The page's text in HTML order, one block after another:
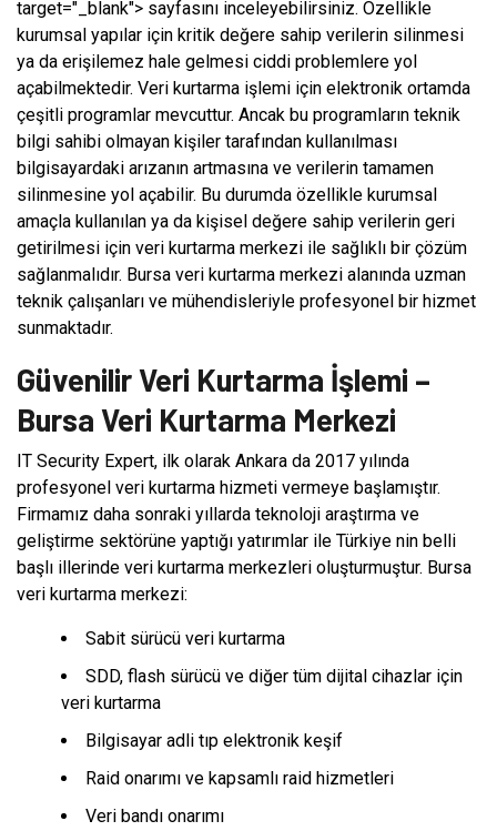
target="_blank"> sayfasını inceleyebilirsiniz. Özellikle
kurumsal yapılar için kritik değere sahip verilerin silinmesi
ya da erişilemez hale gelmesi ciddi problemlere yol
açabilmektedir. Veri kurtarma işlemi için elektronik ortamda
çeşitli programlar mevcuttur. Ancak bu programların teknik
bilgi sahibi olmayan kişiler tarafından kullanılması
bilgisayardaki arızanın artmasına ve verilerin tamamen
silinmesine yol açabilir. Bu durumda özellikle kurumsal
amaçla kullanılan ya da kişisel değere sahip verilerin geri
getirilmesi için veri kurtarma merkezi ile sağlıklı bir çözüm
sağlanmalıdır. Bursa veri kurtarma merkezi alanında uzman
teknik çalışanları ve mühendisleriyle profesyonel bir hizmet
sunmaktadır.
Güvenilir Veri Kurtarma İşlemi –
Bursa Veri Kurtarma Merkezi
IT Security Expert, ilk olarak Ankara da 2017 yılında
profesyonel veri kurtarma hizmeti vermeye başlamıştır.
Firmamız daha sonraki yıllarda teknoloji araştırma ve
geliştirme sektörüne yaptığı yatırımlar ile Türkiye nin belli
başlı illerinde veri kurtarma merkezleri oluşturmuştur. Bursa
veri kurtarma merkezi:
Sabit sürücü veri kurtarma
SDD, flash sürücü ve diğer tüm dijital cihazlar için
veri kurtarma
Bilgisayar adli tıp elektronik keşif
Raid onarımı ve kapsamlı raid hizmetleri
Veri bandı onarımı